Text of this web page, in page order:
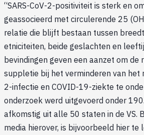
“SARS-CoV-2-positiviteit is sterk en
geassocieerd met circulerende 25
relatie die blijft bestaan ​​tussen
etniciteiten, beide geslachten en
bevindingen geven een aanzet om de
suppletie bij het verminderen van het
2-infectie en COVID-19-ziekte te
onderzoek werd uitgevoerd onder
afkomstig uit alle 50 staten in de VS.
media hierover, is bijvoorbeeld hier te